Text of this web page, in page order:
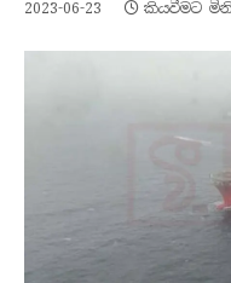
2023-06-23 කියවීමට